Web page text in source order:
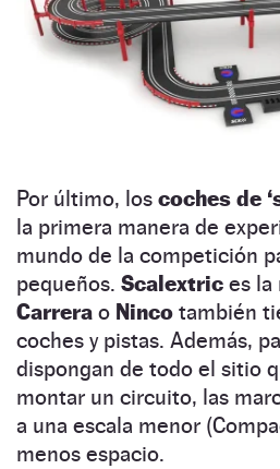
Por último, los coches de
la primera manera de
mundo de la competición
pequeños. Scalextric es la
Carrera o Ninco también
coches y pistas. Además,
dispongan de todo el sitio
montar un circuito, las
a una escala menor
menos espacio.